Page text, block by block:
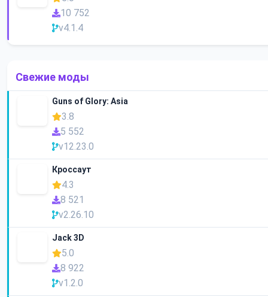
10 752
v4.1.4
Свежие моды
Guns of Glory: Asia
3.8
5 552
v12.23.0
Кроссаут
4.3
8 521
v2.26.10
Jack 3D
5.0
8 922
v1.2.0